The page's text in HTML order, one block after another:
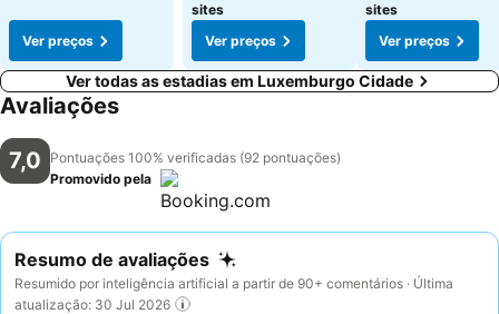
Ver preços
sites
Ver preços
sites
Ver preços
Ver todas as estadias em Luxemburgo Cidade
Avaliações
7,0
Pontuações 100% verificadas (92 pontuações)
Promovido pela
Resumo de avaliações
Resumido por inteligência artificial a partir de 90+ comentários · Última
atualização: 30 Jul 2026